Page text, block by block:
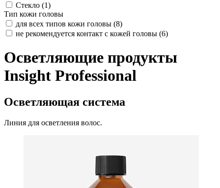
Стекло (1)
Тип кожи головы
для всех типов кожи головы (8)
не рекомендуется контакт с кожей головы (6)
Осветляющие продукты
Insight Professional
Осветляющая система
Линия для осветления волос.